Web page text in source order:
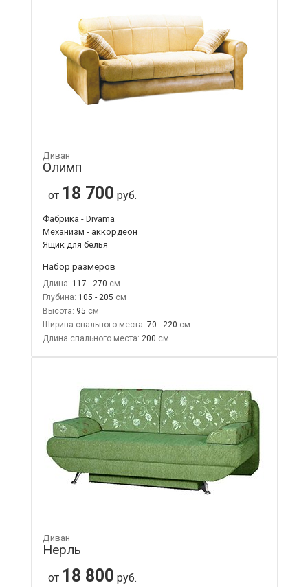
Диван
Олимп
от 18 700 руб.
Фабрика - Divama
Механизм - аккордеон
Ящик для белья
Набор размеров
Длина: 117 - 270
Глубина: 105 - 205
Высота: 95
Ширина спального места: 70 - 220
Длина спального места: 200
Диван
Нерль
от 18 800 руб.